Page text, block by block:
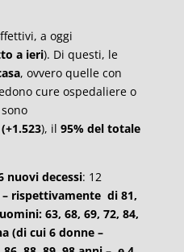
a oggi
a ieri). Di questi, le
, ovvero quelle con
cure ospedaliere o
), il 95% del totale
nuovi decessi: 12
– rispettivamente di 81,
63, 68, 69, 72, 84,
(di cui 6 donne –